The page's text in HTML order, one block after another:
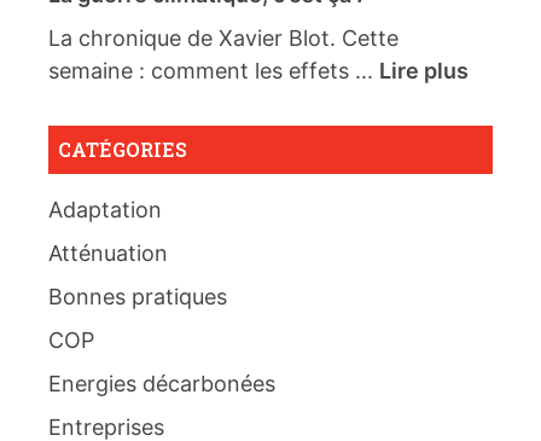
La chronique de Xavier Blot. Cette
semaine : comment les effets ... Lire plus
CATÉGORIES
Adaptation
Atténuation
Bonnes pratiques
COP
Energies décarbonées
Entreprises